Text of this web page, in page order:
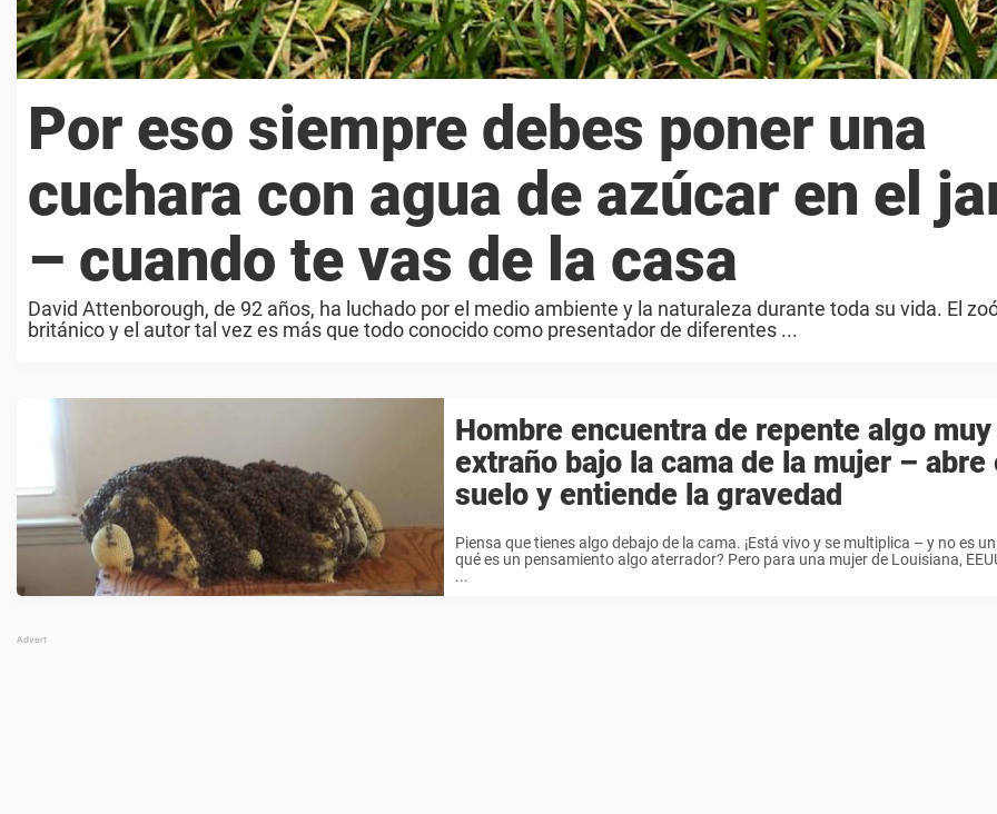
Por eso siempre debes poner una
cuchara con agua de azúcar en el
– cuando te vas de la casa
David Attenborough, de 92 años, ha luchado por el medio ambiente y la naturaleza durante toda su vida. El
británico y el autor tal vez es más que todo conocido como presentador de diferentes ...
Hombre encuentra de repente algo muy
extraño bajo la cama de la mujer – abre
suelo y entiende la gravedad
Piensa que tienes algo debajo de la cama. ¡Está vivo y se multiplica – y no es
qué es un pensamiento algo aterrador? Pero para una mujer de Louisiana,
...